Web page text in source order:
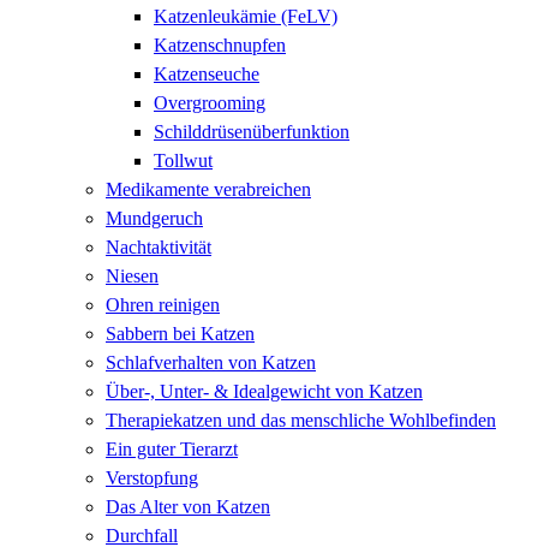
Katzenleukämie (FeLV)
Katzenschnupfen
Katzenseuche
Overgrooming
Schilddrüsenüberfunktion
Tollwut
Medikamente verabreichen
Mundgeruch
Nachtaktivität
Niesen
Ohren reinigen
Sabbern bei Katzen
Schlafverhalten von Katzen
Über-, Unter- & Idealgewicht von Katzen
Therapiekatzen und das menschliche Wohlbefinden
Ein guter Tierarzt
Verstopfung
Das Alter von Katzen
Durchfall